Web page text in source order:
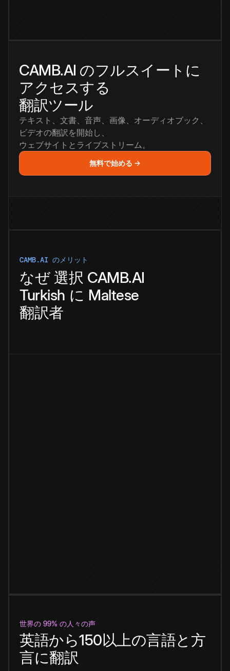
CAMB.AI のフルスイートに
アクセスする
翻訳ツール
テキスト、文書、音声、画像、オーディオブック、
ビデオの翻訳を開始し、
ウェブサイトとライブストリーム。
無料で始める →
CAMB.AI のメリット
なぜ 選択 CAMB.AI
Turkish に Maltese
翻訳者
世界の 99% の人々の声
英語から150以上の言語と方
言に翻訳